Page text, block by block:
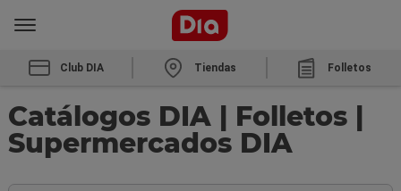
Club DIA Tiendas Folletos
Catálogos DIA | Folletos |
Supermercados DIA